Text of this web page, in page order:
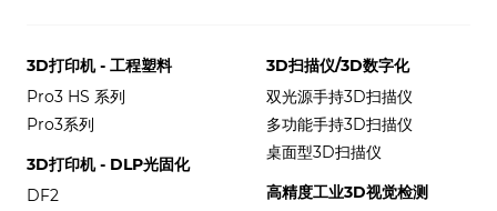
3D打印机 - 工程塑料
Pro3 HS 系列
Pro3系列
3D打印机 - DLP光固化
DF2
3D扫描仪/3D数字化
双光源手持3D扫描仪
多功能手持3D扫描仪
桌面型3D扫描仪
高精度工业3D视觉检测